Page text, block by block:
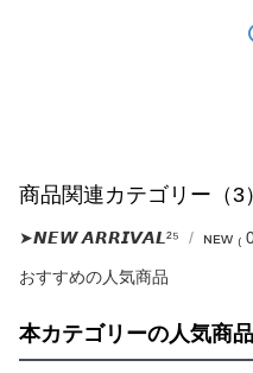
商品関連カテゴリー（3）
➤𝙉𝙀𝙒 𝘼𝙍𝙍𝙄𝙑𝘼𝙇²⁵ ɴᴇᴡ ₍
おすすめの人気商品
本カテゴリーの人気商品